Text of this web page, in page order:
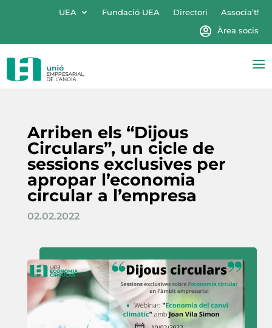
UEA Fundació UEA Directori
Associa’t!
Àrea socis
Arriben els “Dijous
Circulars”, un cicle de
sessions exclusives per
apropar l’economia
circular a l’empresa
02.02.2022